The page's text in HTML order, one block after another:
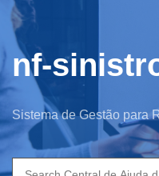
nf-
Sistema de Gestão para
Search